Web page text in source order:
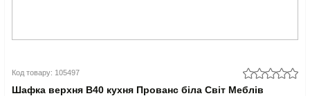
Код товару: 105497
Шафка верхня В40 кухня Прованс біла Світ Меблів